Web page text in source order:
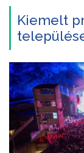
Kiemelt